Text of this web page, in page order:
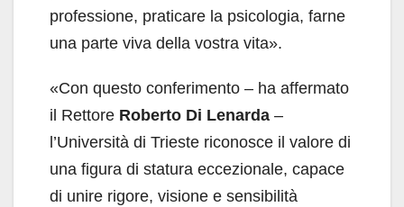
professione, praticare la psicologia, farne
una parte viva della vostra vita».
«Con questo conferimento – ha affermato
il Rettore Roberto Di Lenarda –
l’Università di Trieste riconosce il valore di
una figura di statura eccezionale, capace
di unire rigore, visione e sensibilità